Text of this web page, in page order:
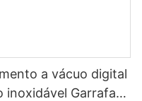
a vácuo digital
inoxidável Garrafa